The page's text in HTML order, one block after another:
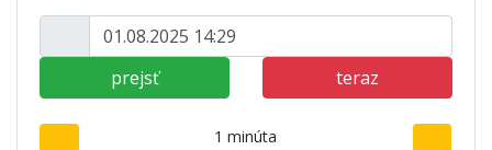
prejsť teraz
1 minúta